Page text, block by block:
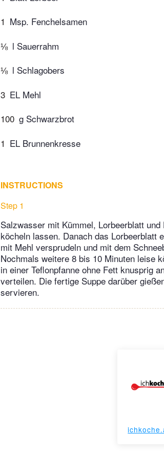
1 Msp. Fenchelsamen
⅛ l Sauerrahm
⅛ l Schlagobers
3 EL Mehl
100 g Schwarzbrot
1 EL Brunnenkresse
INSTRUCTIONS
Step 1
Salzwasser mit Kümmel, Lorbeerblatt
köcheln lassen. Danach das Lorbeerblatt
mit Mehl versprudeln und mit dem
Nochmals weitere 8 bis 10 Minuten leise
in einer Teflonpfanne ohne Fett knusprig
verteilen. Die fertige Suppe darüber
servieren.